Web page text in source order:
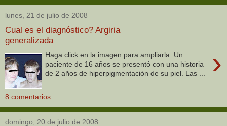
lunes, 21 de julio de 2008
Cual es el diagnóstico? Argiria
generalizada
›
Haga click en la imagen para ampliarla. Un
paciente de 16 años se presentó con una historia
de 2 años de hiperpigmentación de su piel. Las ...
8 comentarios:
domingo, 20 de julio de 2008